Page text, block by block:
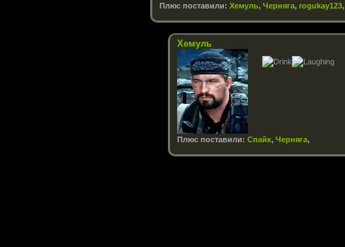
Плюс поставили: Хемуль, Черняга, rogukay123,
Хемуль
Плюс поставили: Спайк, Черняга,